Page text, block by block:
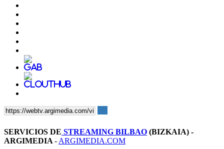
SERVICIOS DE STREAMING BILBAO (BIZKAIA) -
ARGIMEDIA - ARGIMEDIA.COM